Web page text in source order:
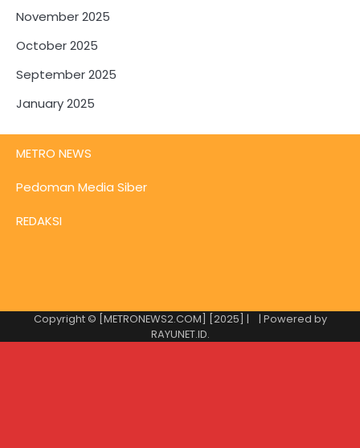
November 2025
October 2025
September 2025
January 2025
METRO NEWS
Pedoman Media Siber
REDAKSI
Copyright © [METRONEWS2.COM] [2025] |
| Powered by
RAYUNET.ID.